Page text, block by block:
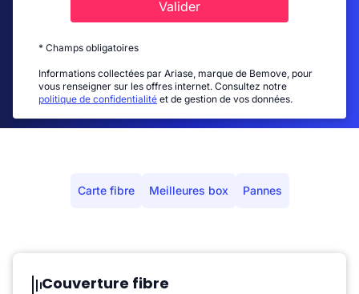
Valider
* Champs obligatoires
Informations collectées par Ariase, marque de Bemove, pour
vous renseigner sur les offres internet. Consultez notre
politique de confidentialité et de gestion de vos données.
Carte fibre Meilleures box Pannes
Couverture fibre